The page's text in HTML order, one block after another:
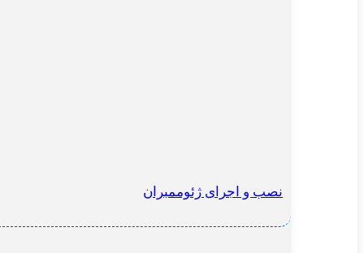
نصب و اجرای ژئوممبران